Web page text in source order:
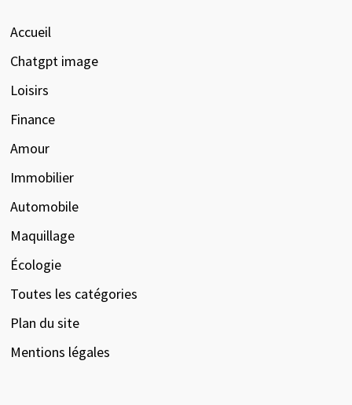
Accueil
Chatgpt image
Loisirs
Finance
Amour
Immobilier
Automobile
Maquillage
Écologie
Toutes les catégories
Plan du site
Mentions légales